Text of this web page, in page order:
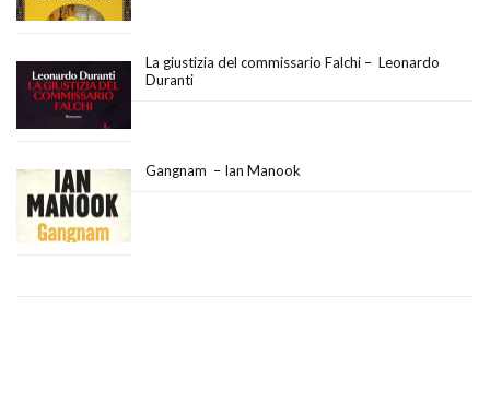
La giustizia del commissario Falchi – Leonardo
Duranti
Gangnam – Ian Manook